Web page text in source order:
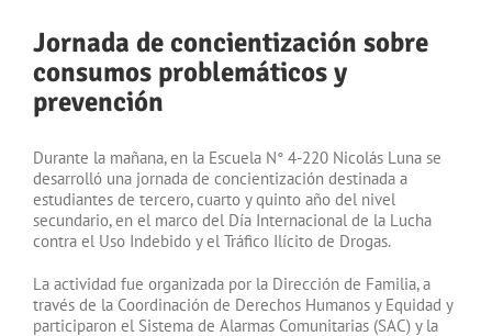
Jornada de concientización sobre
consumos problemáticos y
prevención
Durante la mañana, en la Escuela N° 4-220 Nicolás Luna se
desarrolló una jornada de concientización destinada a
estudiantes de tercero, cuarto y quinto año del nivel
secundario, en el marco del Día Internacional de la Lucha
contra el Uso Indebido y el Tráfico Ilícito de Drogas.
La actividad fue organizada por la Dirección de Familia, a
través de la Coordinación de Derechos Humanos y Equidad y
participaron el Sistema de Alarmas Comunitarias (SAC) y la